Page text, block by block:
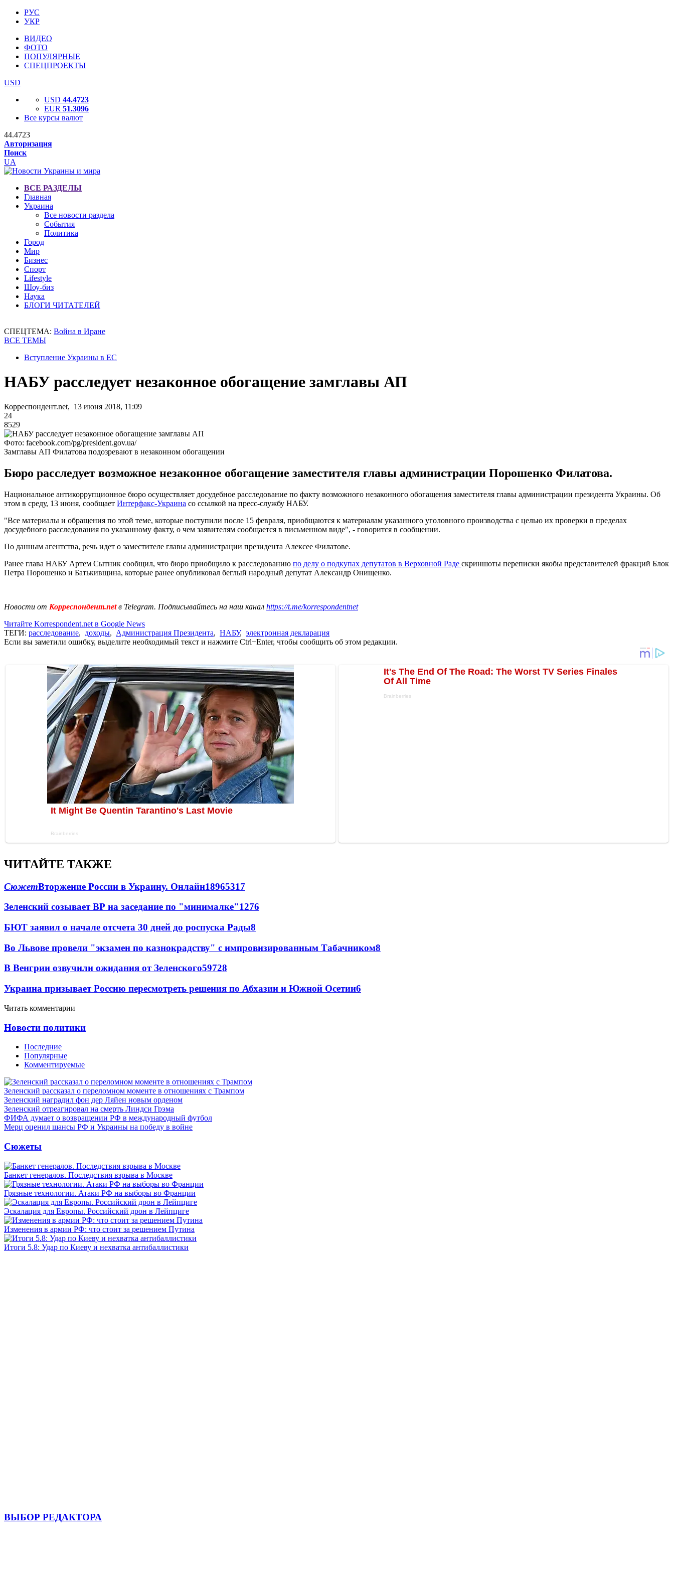
РУС
УКР
ВИДЕО
ФОТО
ПОПУЛЯРНЫЕ
СПЕЦПРОЕКТЫ
USD
USD 44.4723
EUR 51.3096
Все курсы валют
44.4723
Авторизация
Поиск
UA
ВСЕ РАЗДЕЛЫ
Главная
Украина
Все новости раздела
События
Политика
Город
Мир
Бизнес
Спорт
Lifestyle
Шоу-биз
Наука
БЛОГИ ЧИТАТЕЛЕЙ
СПЕЦТЕМА: Война в Иране
ВСЕ ТЕМЫ
Вступление Украины в ЕС
НАБУ расследует незаконное обогащение замглавы АП
Корреспондент.net, 13 июня 2018, 11:09
24
8529
Фото: facebook.com/pg/president.gov.ua/
Замглавы АП Филатова подозревают в незаконном обогащении
Бюро расследует возможное незаконное обогащение заместителя главы администрации Порошенко Филатова.
Национальное антикоррупционное бюро осуществляет досудебное расследование по факту возможного незаконного обогащения заместителя главы администрации президента Украины. Об
этом в среду, 13 июня, сообщает Интерфакс-Украина со ссылкой на пресс-службу НАБУ.
"Все материалы и обращения по этой теме, которые поступили после 15 февраля, приобщаются к материалам указанного уголовного производства с целью их проверки в пределах
досудебного расследования по указанному факту, о чем заявителям сообщается в письменном виде", - говорится в сообщении.
По данным агентства, речь идет о заместителе главы администрации президента Алексее Филатове.
Ранее глава НАБУ Артем Сытник сообщил, что бюро приобщило к расследованию по делу о подкупах депутатов в Верховной Раде скриншоты переписки якобы представителей фракций Блок
Петра Порошенко и Батькивщина, которые ранее опубликовал беглый народный депутат Александр Онищенко.
Новости от Корреспондент.netв Telegram. Подписывайтесь на наш канал https://t.me/korrespondentnet
Читайте Korrespondent.net в Google News
ТЕГИ: расследование, доходы, Администрация Президента, НАБУ, электронная декларация
Если вы заметили ошибку, выделите необходимый текст и нажмите Ctrl+Enter, чтобы сообщить об этом редакции.
ЧИТАЙТЕ ТАКЖЕ
СюжетВторжение России в Украину. Онлайн18965317
Зеленский созывает ВР на заседание по "минималке"1276
БЮТ заявил о начале отсчета 30 дней до роспуска Рады8
Во Львове провели "экзамен по казнокрадству" с импровизированным Табачником8
В Венгрии озвучили ожидания от Зеленского59728
Украина призывает Россию пересмотреть решения по Абхазии и Южной Осетии6
Читать комментарии
Новости политики
Последние
Популярные
Комментируемые
Зеленский рассказал о переломном моменте в отношениях с Трампом
Зеленский наградил фон дер Ляйен новым орденом
Зеленский отреагировал на смерть Линдси Грэма
ФИФА думает о возвращении РФ в международный футбол
Мерц оценил шансы РФ и Украины на победу в войне
Сюжеты
Банкет генералов. Последствия взрыва в Москве
Грязные технологии. Атаки РФ на выборы во Франции
Эскалация для Европы. Российский дрон в Лейпциге
Изменения в армии РФ: что стоит за решением Путина
Итоги 5.8: Удар по Киеву и нехватка антибаллистики
ВЫБОР РЕДАКТОРА